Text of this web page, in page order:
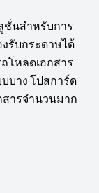
ชั่นสำหรับการ
รับกระดาษได้
โหลดเอกสาร
บาง โปสการ์ด
ารจำนวนมาก